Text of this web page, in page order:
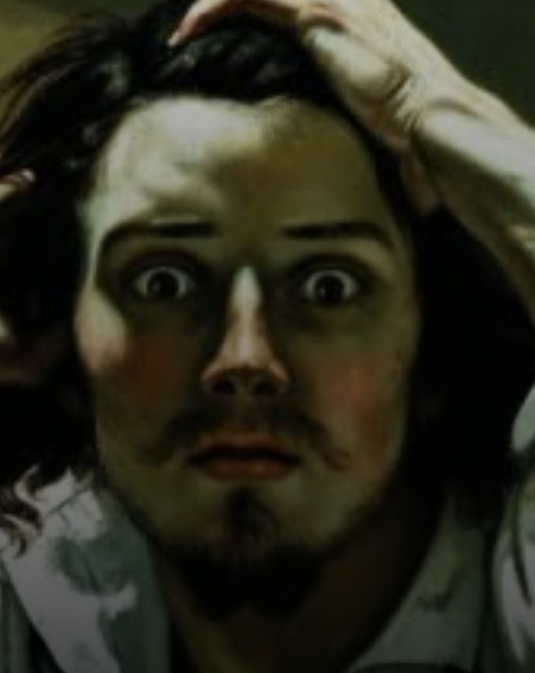
Gustave Courbet
liderou um ataque
multifacetado
contra o poder
político francês,
as costumes
sociais burgueses
e o instituto
artístico.